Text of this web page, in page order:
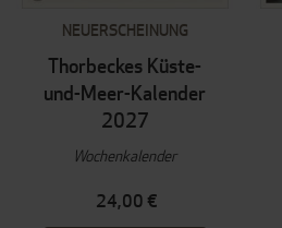
NEUERSCHEINUNG
Thorbeckes Küste-
und-Meer-Kalender
2027
Wochenkalender
24,00 €